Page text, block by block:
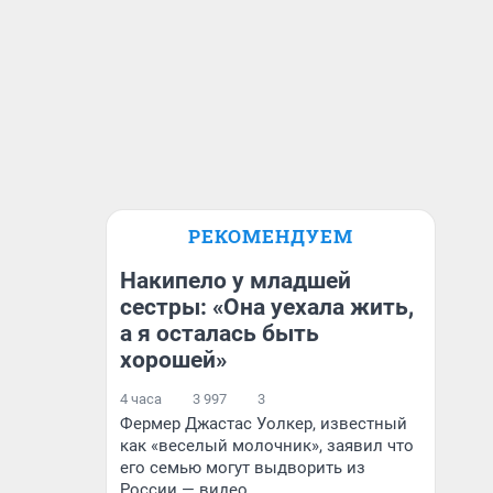
РЕКОМЕНДУЕМ
Накипело у младшей
сестры: «Она уехала жить,
а я осталась быть
хорошей»
4 часа 3 997 3
Фермер Джастас Уолкер, известный
как «веселый молочник», заявил что
его семью могут выдворить из